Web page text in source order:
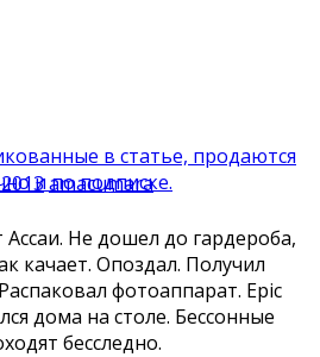
amacumara
в статье, продаются
и по подписке.
Не дошел до гардероба,
качает. Опоздал. Получил
фотоаппарат. Epic
дома на столе. Бессонные
бесследно.